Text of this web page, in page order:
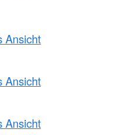
Ansicht
Ansicht
Ansicht